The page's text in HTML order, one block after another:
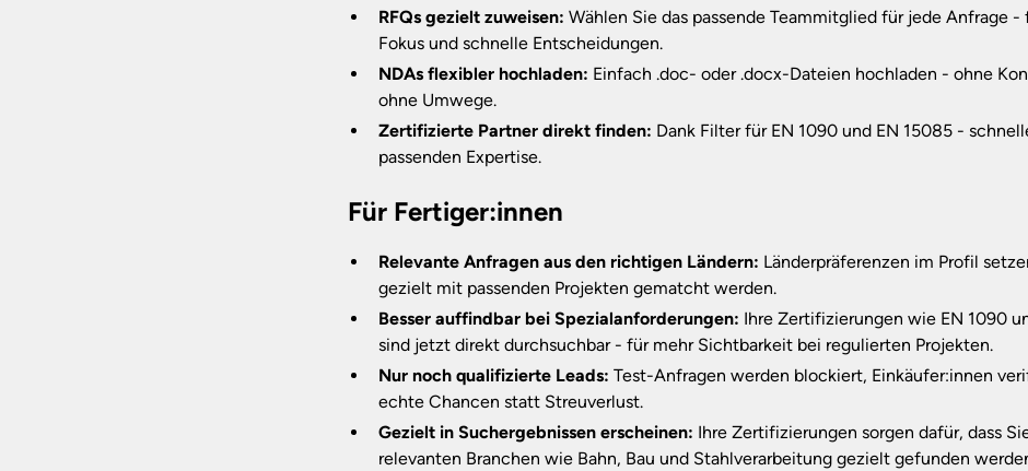
RFQs gezielt zuweisen: Wählen Sie das passende Teammitglied für jede Anfrage -
Fokus und schnelle Entscheidungen.
NDAs flexibler hochladen: Einfach .doc- oder .docx-Dateien hochladen - ohne
ohne Umwege.
Zertifizierte Partner direkt finden: Dank Filter für EN 1090 und EN 15085 -
passenden Expertise.
Für Fertiger:innen
Relevante Anfragen aus den richtigen Ländern: Länderpräferenzen im Profil
gezielt mit passenden Projekten gematcht werden.
Besser auffindbar bei Spezialanforderungen: Ihre Zertifizierungen wie EN 1090
sind jetzt direkt durchsuchbar - für mehr Sichtbarkeit bei regulierten Projekten.
Nur noch qualifizierte Leads: Test-Anfragen werden blockiert, Einkäufer:innen
echte Chancen statt Streuverlust.
Gezielt in Suchergebnissen erscheinen: Ihre Zertifizierungen sorgen dafür, dass
relevanten Branchen wie Bahn, Bau und Stahlverarbeitung gezielt gefunden